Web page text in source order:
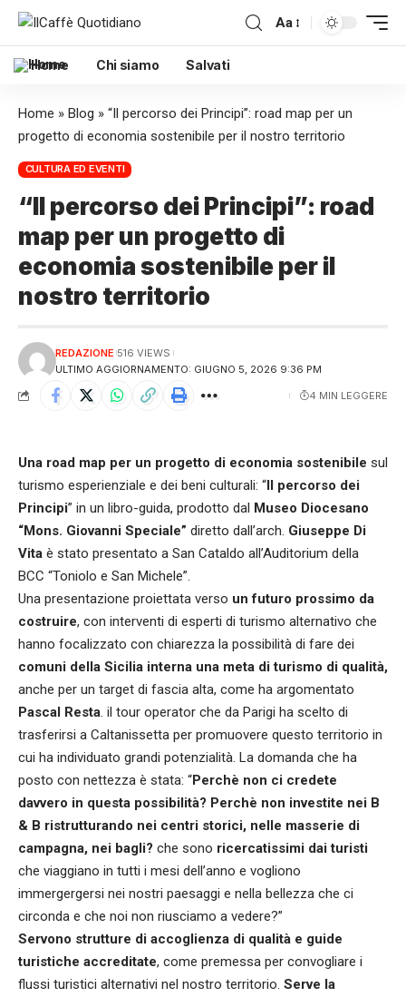
Aa
Home Chi siamo Salvati
Home » Blog » “Il percorso dei Principi”: road map per un
progetto di economia sostenibile per il nostro territorio
CULTURA ED EVENTI
“Il percorso dei Principi”: road
map per un progetto di
economia sostenibile per il
nostro territorio
ULTIMO AGGIORNAMENTO: GIUGNO 5, 2026 9:36 PM
REDAZIONE 516 VIEWS
4 MIN LEGGERE
Una road map per un progetto di economia sostenibile sul
turismo esperienziale e dei beni culturali: “Il percorso dei
Principi” in un libro-guida, prodotto dal Museo Diocesano
“Mons. Giovanni Speciale” diretto dall’arch. Giuseppe Di
Vita è stato presentato a San Cataldo all’Auditorium della
BCC “Toniolo e San Michele”.
Una presentazione proiettata verso un futuro prossimo da
costruire, con interventi di esperti di turismo alternativo che
hanno focalizzato con chiarezza la possibilità di fare dei
comuni della Sicilia interna una meta di turismo di qualità,
anche per un target di fascia alta, come ha argomentato
Pascal Resta . il tour operator che da Parigi ha scelto di
trasferirsi a Caltanissetta per promuovere questo territorio in
cui ha individuato grandi potenzialità. La domanda che ha
posto con nettezza è stata: “Perchè non ci credete
davvero in questa possibilità? Perchè non investite nei B
& B ristrutturando nei centri storici, nelle masserie di
campagna, nei bagli? che sono ricercatissimi dai turisti
che viaggiano in tutti i mesi dell’anno e vogliono
immergergersi nei nostri paesaggi e nella bellezza che ci
circonda e che noi non riusciamo a vedere?”
Servono strutture di accoglienza di qualità e guide
turistiche accreditate, come premessa per convogliare i
flussi turistici alternativi nel nostro territorio. Serve la